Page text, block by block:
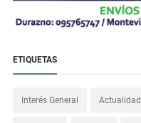
ETIQUETAS
Interés General Actualidad